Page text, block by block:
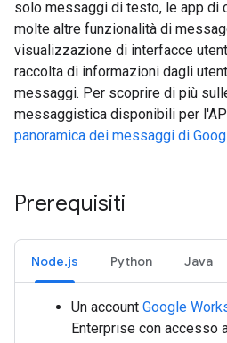
solo messaggi di testo, le app di
molte altre funzionalità di
visualizzazione di interfacce
raccolta di informazioni dagli
messaggi. Per scoprire di più
messaggistica disponibili per
panoramica dei messaggi di
Prerequisiti
Node.js Python Java
Un account Google
Enterprise con accesso